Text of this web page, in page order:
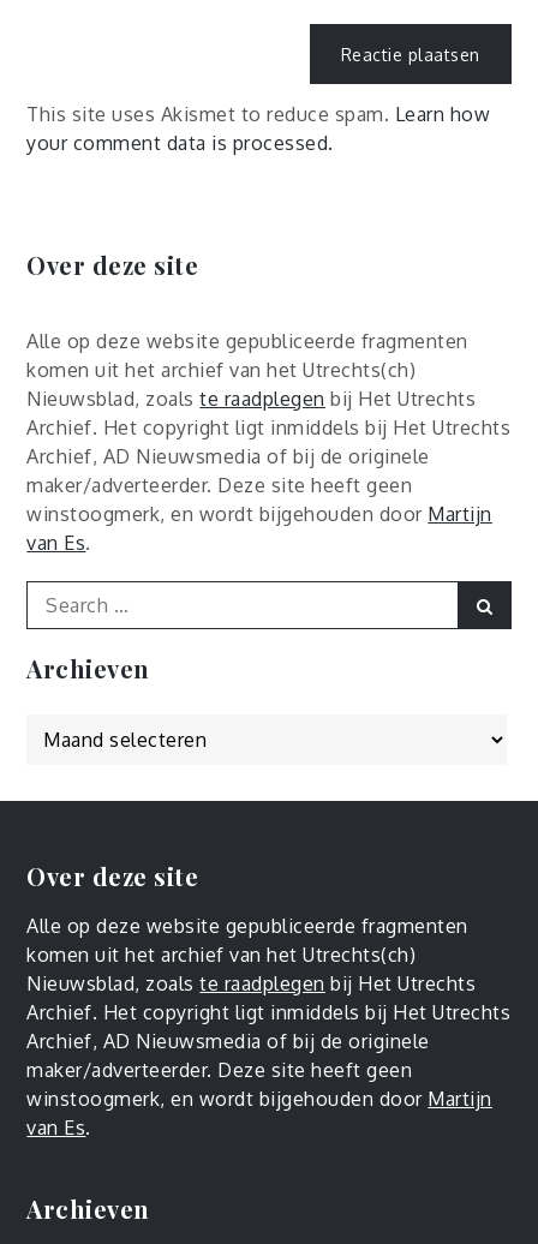
This site uses Akismet to reduce spam. Learn how
your comment data is processed.
Over deze site
Alle op deze website gepubliceerde fragmenten
komen uit het archief van het Utrechts(ch)
Nieuwsblad, zoalste raadplegen bij Het Utrechts
Archief. Het copyright ligt inmiddels bij Het Utrechts
Archief, AD Nieuwsmedia of bij de originele
maker/adverteerder. Deze site heeft geen
winstoogmerk, en wordt bijgehouden door Martijn
van Es.
Search
for:
Archieven
Over deze site
Alle op deze website gepubliceerde fragmenten
komen uit het archief van het Utrechts(ch)
Nieuwsblad, zoalste raadplegen bij Het Utrechts
Archief. Het copyright ligt inmiddels bij Het Utrechts
Archief, AD Nieuwsmedia of bij de originele
maker/adverteerder. Deze site heeft geen
winstoogmerk, en wordt bijgehouden door Martijn
van Es.
Archieven